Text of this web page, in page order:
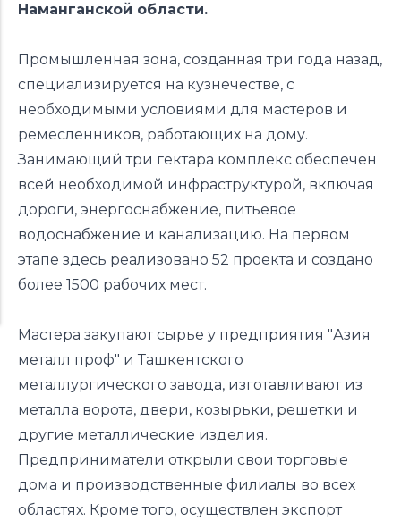
Наманганской области.
Промышленная зона, созданная три года назад,
специализируется на кузнечестве, с
необходимыми условиями для мастеров и
ремесленников, работающих на дому.
Занимающий три гектара комплекс обеспечен
всей необходимой инфраструктурой, включая
дороги, энергоснабжение, питьевое
водоснабжение и канализацию. На первом
этапе здесь реализовано 52 проекта и создано
более 1500 рабочих мест.
Мастера закупают сырье у предприятия "Азия
металл проф" и Ташкентского
металлургического завода, изготавливают из
металла ворота, двери, козырьки, решетки и
другие металлические изделия.
Предприниматели открыли свои торговые
дома и производственные филиалы во всех
областях. Кроме того, осуществлен экспорт